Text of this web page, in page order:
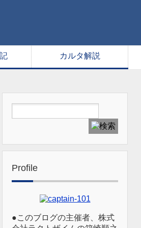
カルタ解説
Profile
●このブログの主催者、株式